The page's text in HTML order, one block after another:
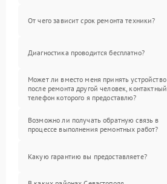
От чего зависит срок ремонта техники?
Диагностика проводится бесплатно?
Может ли вместо меня принять устройство
после ремонта другой человек, контактный
телефон которого я предоставлю?
Возможно ли получать обратную связь в
процессе выполнения ремонтных работ?
Какую гарантию вы предоставляете?